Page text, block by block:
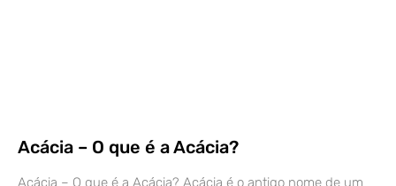
Acácia – O que é a Acácia?
Acácia – O que é a Acácia? Acácia é o antigo nome de um